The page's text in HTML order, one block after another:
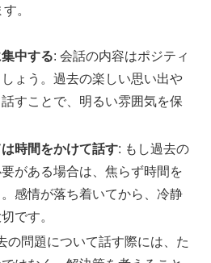
。
中する: 会話の内容はポジティ
ょう。過去の楽しい思い出や
すことで、明るい雰囲気を保
時間をかけて話す: もし過去の
がある場合は、焦らず時間を
感情が落ち着いてから、冷静
です。
の問題について話す際には、た